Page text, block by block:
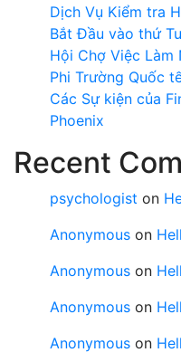
Dịch Vụ Kiểm tra
Bắt Đầu vào thứ
Hội Chợ Việc
Phi Trường Quốc
Các Sự kiện của
Phoenix
Recent
psychologist on
Anonymous on
Anonymous on
Anonymous on
Anonymous on